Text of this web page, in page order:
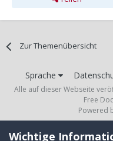
Zur Themenübersicht
Sprache
Alle auf dieser Webseite
Free
Powered
Wichtige